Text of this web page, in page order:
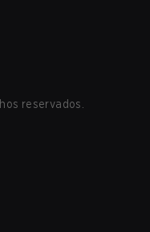
reservados.